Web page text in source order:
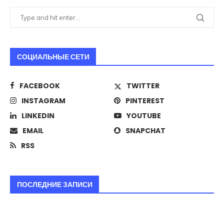
СОЦИАЛЬНЫЕ СЕТИ
FACEBOOK
TWITTER
INSTAGRAM
PINTEREST
LINKEDIN
YOUTUBE
EMAIL
SNAPCHAT
RSS
ПОСЛЕДНИЕ ЗАПИСИ